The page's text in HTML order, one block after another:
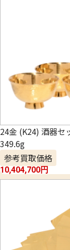
24金 (K24) 酒器セ
349.6g
参考買取価格
10,404,700円